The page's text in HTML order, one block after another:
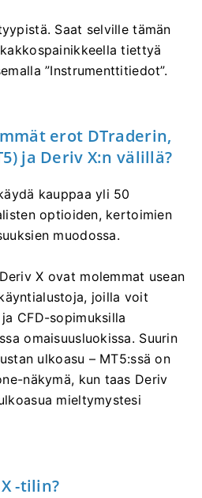
Saat selville tämän
tiettyä
”Instrumenttitiedot”.
erot DTraderin,
ja Deriv X:n välillä?
kauppaa yli 50
optioiden, kertoimien
muodossa.
X ovat molemmat usean
joilla voit
CFD-sopimuksilla
omaisuusluokissa. Suurin
ulkoasu – MT5:ssä on
näkymä, kun taas Deriv
mieltymystesi
-tilin?